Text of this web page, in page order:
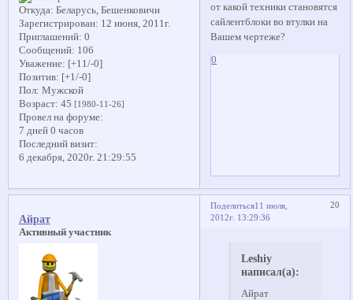
Откуда: Беларусь, Бешенковичи
Зарегистрирован: 12 июня, 2011г.
Приглашений: 0
Сообщений: 106
Уважение: [+11/-0]
Позитив: [+1/-0]
Пол: Мужской
Возраст: 45 [1980-11-26]
Провел на форуме:
7 дней 0 часов
Последний визит:
6 декабря, 2020г. 21:29:55
от какой техники становятся
сайлентблоки во втулки на
Вашем чертеже?
0
Поделиться 20
11 июля,
2012г. 13:29:36
Айрат
Активный участник
Leshiy
написал(а):
Айрат